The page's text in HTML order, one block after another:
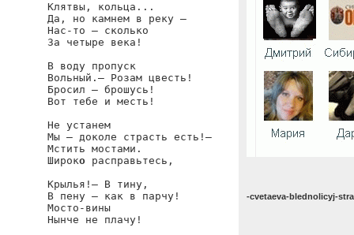
Клятвы, кольца...
Да, но камнем в реку —
Нас-то — сколько
За четыре века!
В воду пропуск
Вольный.— Розам цвесть!
Бросил — брошусь!
Вот тебе и месть!
Не устанем
Мы — доколе страсть есть!—
Мстить мостами.
Широко расправьтесь,
Крылья!— В тину,
В пену — как в парчу!
Мосто-вины
Нынче не плачу!
-cvetaeva-blednolicyj-